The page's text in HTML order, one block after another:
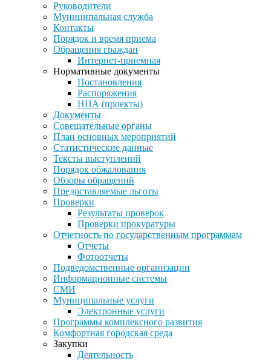
Руководители
Муниципальная служба
Контакты
Порядок и время приема
Обращения граждан
Интернет-приемная
Нормативные документы
Постановления
Распоряжения
НПА (проекты)
Документы
Совещательные органы
План основных мероприятий
Статистические данные
Тексты выступлений
Порядок обжалования
Обзоры обращений
Предоставляемые льготы
Проверки
Результаты проверок
Проверки прокуратуры
Отчетность по государственным программам
Отчеты
Фотоотчеты
Подведомственные организации
Информационные системы
СМИ
Муниципальные услуги
Электронные услуги
Программы комплексного развития
Комфортная городская среда
Закупки
Деятельность